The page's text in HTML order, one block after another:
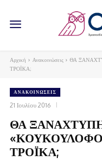
Αρχική Ανακοινώσεις
ΘΑ
ΤΡΟΪΚΑ;
ΑΝΑΚΟΙΝΏΣΕΙΣ
21 Ιουλίου 2016
ΘΑ
ΤΡΟΪΚΑ;